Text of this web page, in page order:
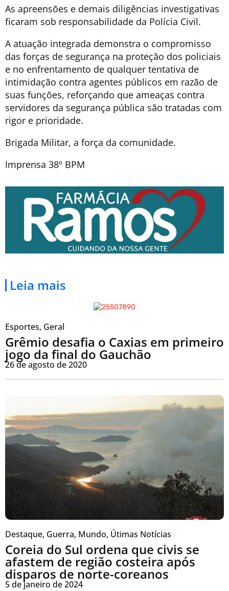
As apreensões e demais diligências investigativas
ficaram sob responsabilidade da Polícia Civil.
A atuação integrada demonstra o compromisso
das forças de segurança na proteção dos policiais
e no enfrentamento de qualquer tentativa de
intimidação contra agentes públicos em razão de
suas funções, reforçando que ameaças contra
servidores da segurança pública são tratadas com
rigor e prioridade.
Brigada Militar, a força da comunidade.
Imprensa 38º BPM
Leia mais
Esportes, Geral
Grêmio desafia o Caxias em primeiro
jogo da final do Gauchão
26 de agosto de 2020
Destaque, Guerra, Mundo, Útimas Notícias
Coreia do Sul ordena que civis se
afastem de região costeira após
disparos de norte-coreanos
5 de janeiro de 2024